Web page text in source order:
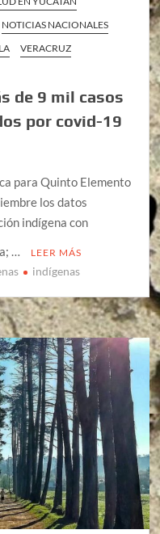
NOTICIAS NACIONALES
VERACRUZ
de 9 mil casos
por covid-19
para Quinto Elemento
los datos
indígena con
…
LEER MÁS
indígenas